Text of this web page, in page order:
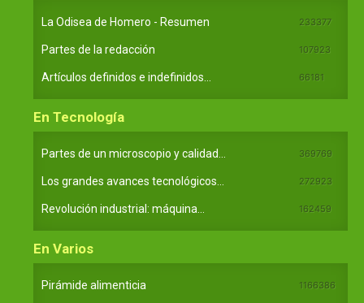
La Odisea de Homero - Resumen 233377
Partes de la redacción 107923
Artículos definidos e indefinidos... 66181
En Tecnología
Partes de un microscopio y calidad... 369769
Los grandes avances tecnológicos... 272923
Revolución industrial: máquina... 162459
En Varios
Pirámide alimenticia 1166386